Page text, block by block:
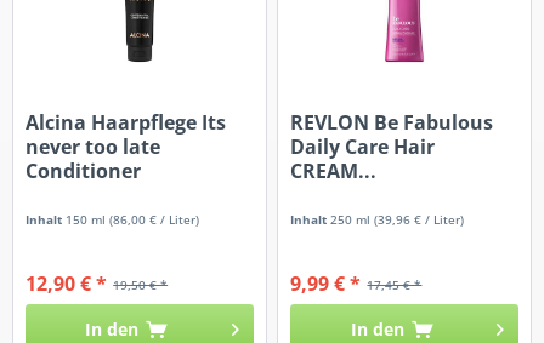
Alcina Haarpflege Its
never too late
Conditioner
Inhalt 150 ml(86,00 € / Liter)
19,50 € *
12,90 € *
In den
REVLON Be Fabulous
Daily Care Hair
CREAM...
Inhalt250 ml(39,96 € / Liter)
17,45 € *
9,99 € *
In den